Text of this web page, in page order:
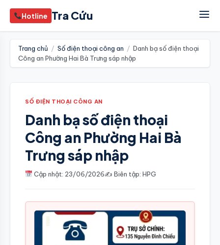
Hotline Tra Cứu
Trang chủ / Số điện thoại công an / Danh bạ số điện thoại
Công an Phường Hai Bà Trưng sáp nhập
SỐ ĐIỆN THOẠI CÔNG AN
Danh bạ số điện thoại
Công an Phường Hai Bà
Trưng sáp nhập
Cập nhật: 23/06/2026✍️ Biên tập: HPG